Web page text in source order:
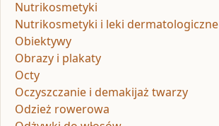
Nutrikosmetyki
Nutrikosmetyki i leki dermatologiczne
Obiektywy
Obrazy i plakaty
Octy
Oczyszczanie i demakijaż twarzy
Odzież rowerowa